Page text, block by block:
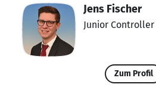
Jens Fischer
Junior Controller
Zum Profil